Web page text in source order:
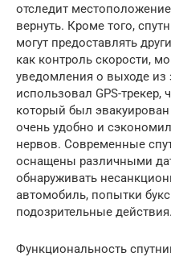
отследит
вернуть. Кроме того,
могут предоставлять
как контроль скорости,
уведомления о выходе
использовал GPS-
который был
очень удобно и
нервов. Современные
оснащены различными
обнаруживать
автомобиль, попытки
подозрительные действия.
Функциональность